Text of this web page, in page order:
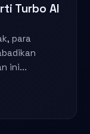
Turbo AI
para
ini...